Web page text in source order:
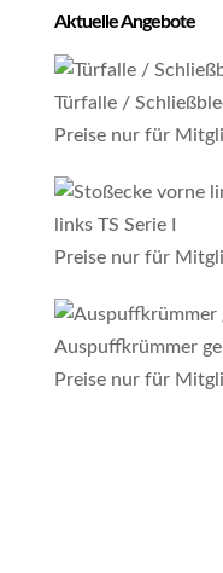
Aktuelle Angebote
Türfalle /
Preise nur für
links TS Serie I
Preise nur für
Auspuffkrümmer
Preise nur für